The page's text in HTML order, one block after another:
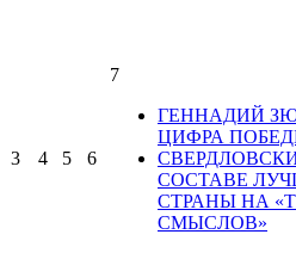
3 4 5 6
7
ГЕННАДИЙ
ЦИФРА
СОСТАВЕ
СТРАНЫ НА
СМЫСЛОВ»